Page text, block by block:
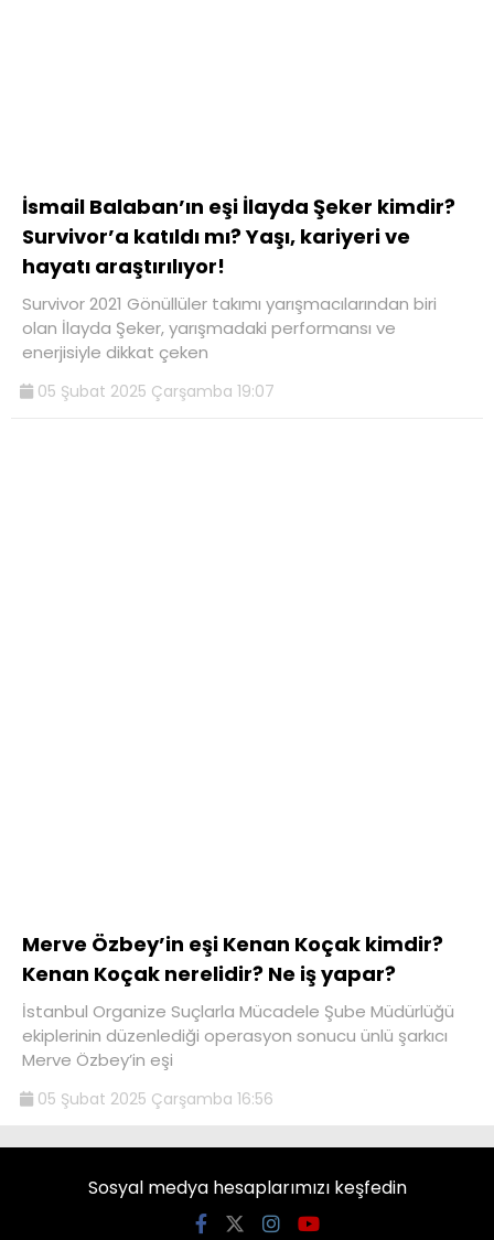
İsmail Balaban’ın eşi İlayda Şeker kimdir?
Survivor’a katıldı mı? Yaşı, kariyeri ve
hayatı araştırılıyor!
Survivor 2021 Gönüllüler takımı yarışmacılarından biri
olan İlayda Şeker, yarışmadaki performansı ve
enerjisiyle dikkat çeken
05 Şubat 2025 Çarşamba 19:07
Merve Özbey’in eşi Kenan Koçak kimdir?
Kenan Koçak nerelidir? Ne iş yapar?
İstanbul Organize Suçlarla Mücadele Şube Müdürlüğü
ekiplerinin düzenlediği operasyon sonucu ünlü şarkıcı
Merve Özbey’in eşi
05 Şubat 2025 Çarşamba 16:56
Sosyal medya hesaplarımızı keşfedin